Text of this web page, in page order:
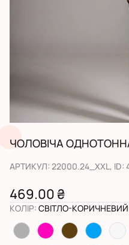
ЧОЛОВІЧА
АРТИКУЛ: 22000.24_XXL, ID:
469.00 ₴
КОЛІР: СВІТЛО-КОРИЧНЕВИЙ